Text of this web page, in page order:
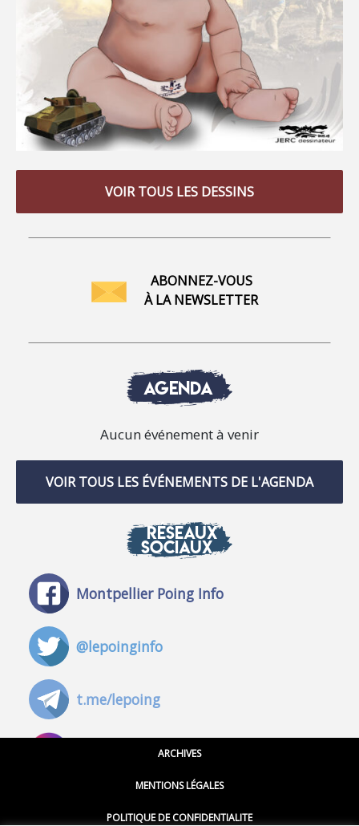
VOIR TOUS LES DESSINS
ABONNEZ-VOUS
À LA NEWSLETTER
AGENDA
Aucun événement à venir
VOIR TOUS LES ÉVÉNEMENTS DE L'AGENDA
RÉSEAUX
SOCIAUX
Montpellier Poing Info
@lepoinginfo
t.me/lepoing
@montpellierpoinginfo
ARCHIVES
MENTIONS LÉGALES
POLITIQUE DE CONFIDENTIALITE